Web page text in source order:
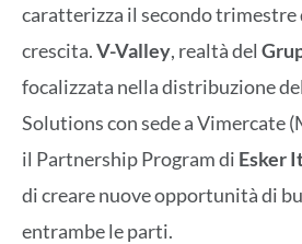
caratterizza il secondo trimestre
crescita.V-Valley, realtà del
focalizzata nella distribuzione
Solutions con sede a Vimercate
il Partnership Program di Esker
di creare nuove opportunità di
entrambe le parti.